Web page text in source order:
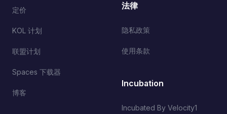
定价
KOL 计划
联盟计划
Spaces 下载器
博客
法律
隐私政策
使用条款
Incubation
Incubated By Velocity1